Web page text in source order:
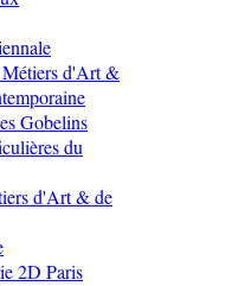
Métiers d'Art &
Gobelins
du
d'Art & de
2D Paris